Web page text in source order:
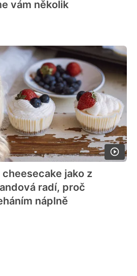
vám několik
jako z
radí, proč
náplně